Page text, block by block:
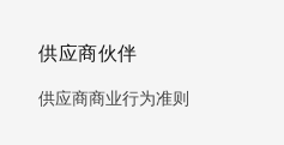
供应商伙伴
供应商商业行为准则